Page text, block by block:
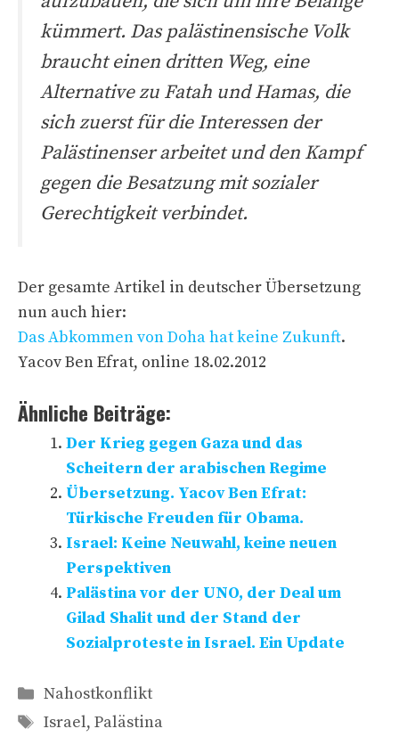
kümmert. Das palästinensische Volk
braucht einen dritten Weg, eine
Alternative zu Fatah und Hamas, die
sich zuerst für die Interessen der
Palästinenser arbeitet und den Kampf
gegen die Besatzung mit sozialer
Gerechtigkeit verbindet.
Der gesamte Artikel in deutscher Übersetzung
nun auch hier:
Das Abkommen von Doha hat keine Zukunft.
Yacov Ben Efrat, online 18.02.2012
Ähnliche Beiträge:
Der Krieg gegen Gaza und das
Scheitern der arabischen Regime
Übersetzung. Yacov Ben Efrat:
Türkische Freuden für Obama.
Israel: Keine Neuwahl, keine neuen
Perspektiven
Palästina vor der UNO, der Deal um
Gilad Shalit und der Stand der
Sozialproteste in Israel. Ein Update
Kategorien
Nahostkonflikt
Schlagwörter
Israel, Palästina